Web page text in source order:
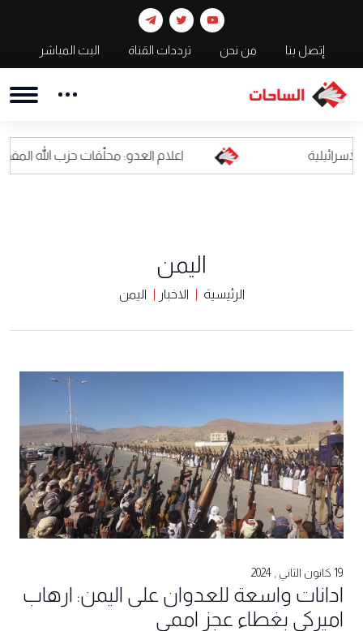
إتصل بنا من نحن ترددات القناة البث المباشر
اعلام العدو: محلّقات حزب الله المفخخة أصبحت
اليمن
الرئيسية الاخبار اليمن
19 كانون الثاني , 2024
ادانات واسعة للعدوان على اليمن: ارهاب
اميركي بغطاء عجز اممي